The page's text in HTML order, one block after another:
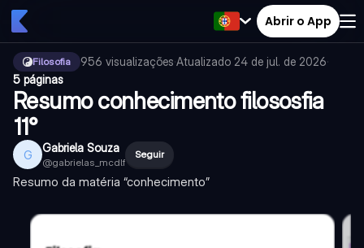
Abrir o App
Filosofia 956 visualizações·Atualizado 24 de jul. de 2026·
5 páginas
Resumo conhecimento filososfia
11°
G Gabriela Souza
@gabrielas_mcdlf
Seguir
Resumo da matéria “conhecimento”